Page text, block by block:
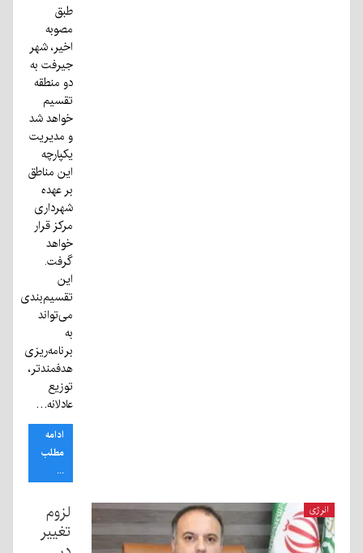
طبق
مصوبه
اخیر، شهر
جیرفت به
دو منطقه
تقسیم
خواهد شد
و مدیریت
یکپارچه
این مناطق
بر عهده
شهرداری
مرکز قرار
خواهد
گرفت.
این
تقسیم‌بندی
می‌تواند
به
برنامه‌ریزی
هدفمندتر،
توزیع
عادلانه…
ادامه
مطلب
...
انرژی
لزوم
تغییر